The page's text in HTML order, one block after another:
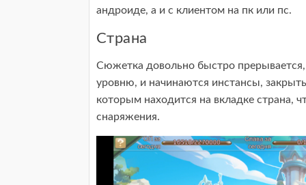
андроиде, а и с клиентом на пк или пс.
Страна
Сюжетка довольно быстро
уровню, и начинаются инстансы,
которым находится на вкладке страна,
снаряжения.